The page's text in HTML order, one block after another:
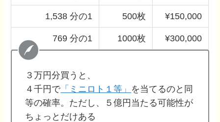
1,538 分の1 500枚 ¥150,000
769 分の1 1000枚 ¥300,000
３万円分買うと、
４千円で「ミニロト１等」 を当てるのと同
等の確率。ただし、５億円当たる可能性が
ちょっとだけある